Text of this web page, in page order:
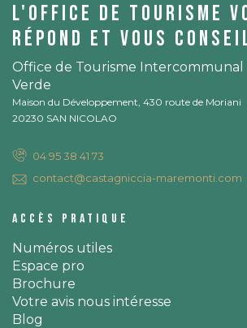
L'office de tourisme
répond et vous
Office de Tourisme Intercommunal
Verde
Maison du Développement, 430 route de Moriani
20230 SAN NICOLAO
04 95 38 41 73
contact@castagniccia-maremonti.com
Accès pratique
Numéros utiles
Espace pro
Brochure
Votre avis nous intéresse
Blog